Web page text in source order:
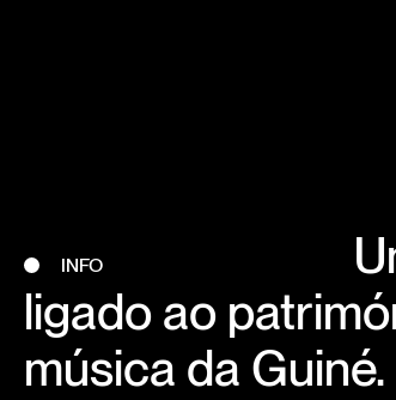
INFO
ligado ao
música da Guiné.